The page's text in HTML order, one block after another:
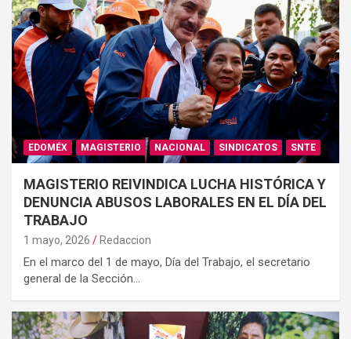
EDOMÉX MAGISTERIO NACIONAL SINDICATOS SNTE
MAGISTERIO REIVINDICA LUCHA HISTÓRICA Y
DENUNCIA ABUSOS LABORALES EN EL DÍA DEL
TRABAJO
1 mayo, 2026 Redaccion
En el marco del 1 de mayo, Día del Trabajo, el secretario
general de la Sección…